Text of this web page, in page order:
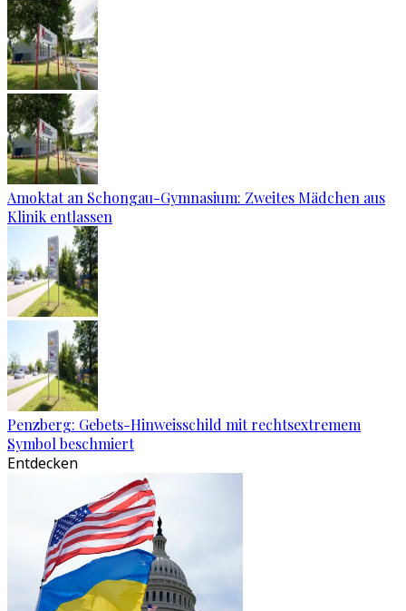
Amoktat an Schongau-Gymnasium: Zweites Mädchen aus
Klinik entlassen
Penzberg: Gebets-Hinweisschild mit rechtsextremem
Symbol beschmiert
Entdecken